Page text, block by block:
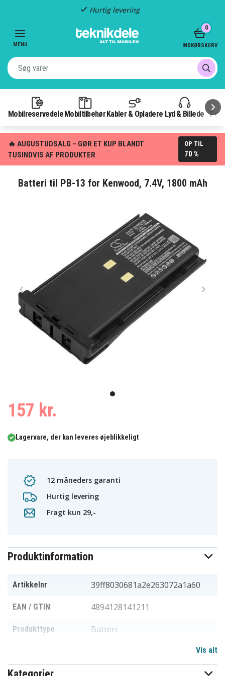
Hurtig levering
MENU
Mobilreservedele Mobiltilbehør Kabler & Opladere Lyd & Billede
0
INDKØBSKURV
🔥 AUGUSTUDSALG – GØR ET KUP BLANDT
TUSINDVIS AF PRODUKTER
OP TIL
70 %
Batteri til PB-13 for Kenwood, 7.4V, 1800 mAh
item
of
157 kr.
Lagervare, der kan leveres øjeblikkeligt
12 måneders garanti
Hurtig levering
Fragt kun 29,-
Produktinformation
Artikkelnr 39ff8030681a2e263072a1a60
EAN / GTIN 4894128141211
Produkttype Batteri
Passer til mærket
Vis alt